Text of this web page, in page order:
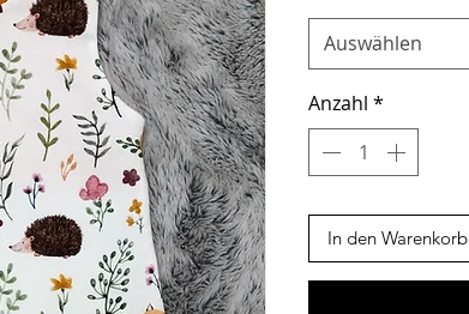
Auswählen
Anzahl *
In den Warenkorb